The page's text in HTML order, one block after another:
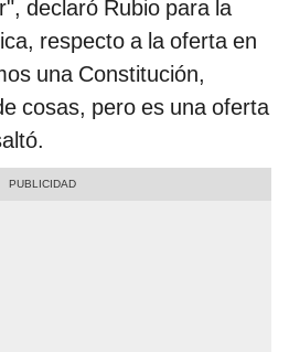
declaró Rubio para la
respecto a la oferta en
una Constitución,
cosas, pero es una oferta